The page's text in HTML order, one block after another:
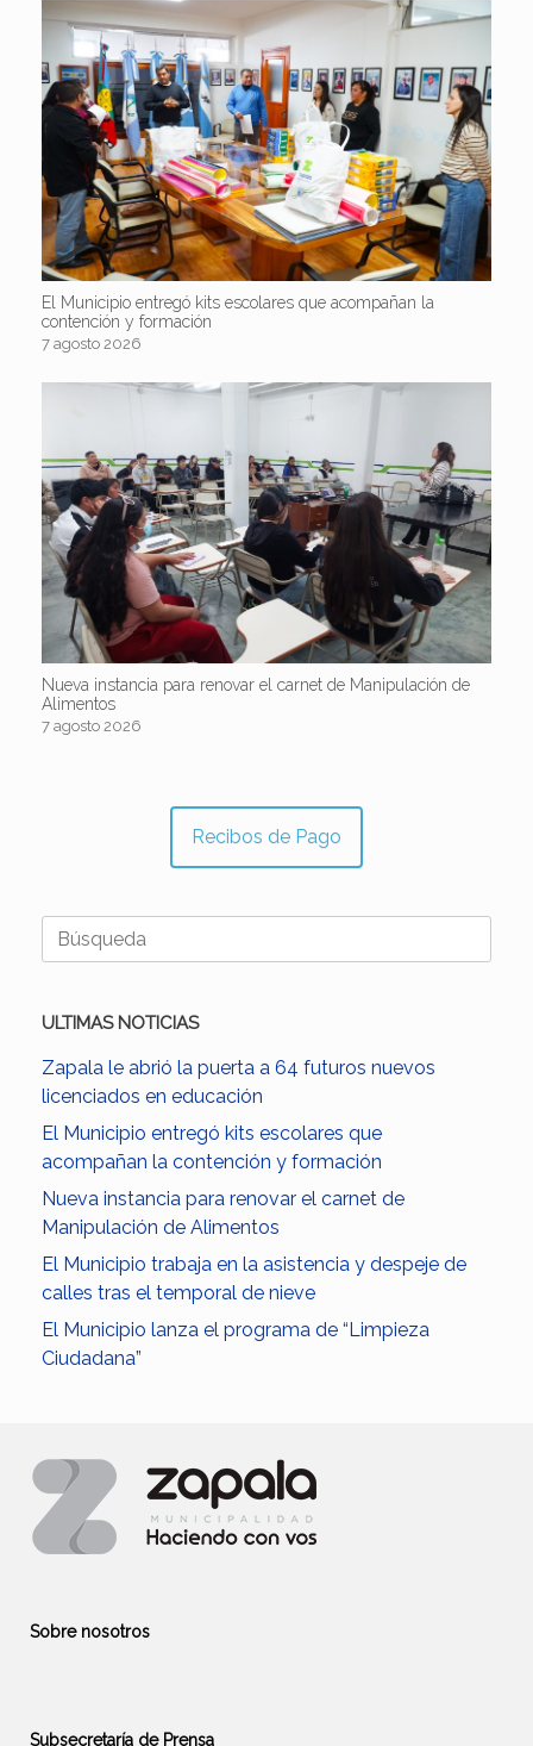
El Municipio entregó kits escolares que acompañan la
contención y formación
7 agosto 2026
Nueva instancia para renovar el carnet de Manipulación de
Alimentos
7 agosto 2026
Recibos de Pago
Buscar:
ULTIMAS NOTICIAS
Zapala le abrió la puerta a 64 futuros nuevos
licenciados en educación
El Municipio entregó kits escolares que
acompañan la contención y formación
Nueva instancia para renovar el carnet de
Manipulación de Alimentos
El Municipio trabaja en la asistencia y despeje de
calles tras el temporal de nieve
El Municipio lanza el programa de “Limpieza
Ciudadana”
Sobre nosotros
Subsecretaría de Prensa